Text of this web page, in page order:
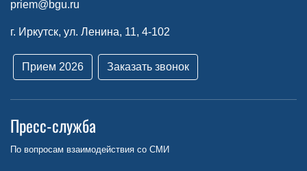
priem@bgu.ru
г. Иркутск, ул. Ленина, 11, 4-102
Прием 2026 Заказать звонок
Пресс-служба
По вопросам взаимодействия со СМИ